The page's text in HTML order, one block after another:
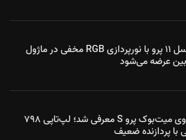
پیکسل ۱۱ پرو با نورپردازی RGB مخفی در ماژول
عرضه می‌شود
هواوی میت‌بوک پرو S معرفی شد؛ لپ‌تاپی ۷۹۸
با پردازنده ضعیف